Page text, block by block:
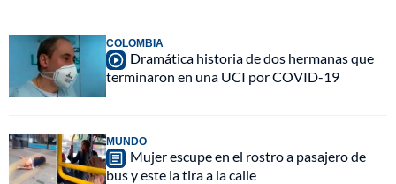
COLOMBIA
Dramática historia de dos hermanas que
terminaron en una UCI por COVID-19
MUNDO
Mujer escupe en el rostro a pasajero de
bus y este la tira a la calle